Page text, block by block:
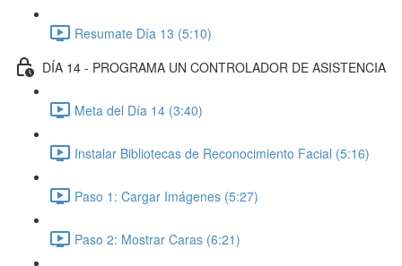
Resumate Día 13 (5:10)
DÍA 14 - PROGRAMA UN CONTROLADOR DE ASISTENCIA
Meta del Día 14 (3:40)
Instalar Bibliotecas de Reconocimiento Facial (5:16)
Paso 1: Cargar Imágenes (5:27)
Paso 2: Mostrar Caras (6:21)